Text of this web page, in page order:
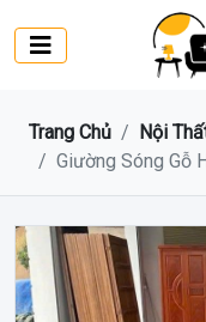
Trang Chủ Nội
Giường Sóng Gỗ